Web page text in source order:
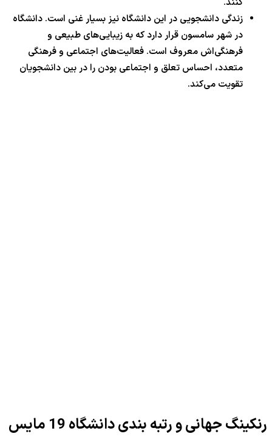
زندگی دانشجویی در این دانشگاه نیز بسیار غنی است. دانشگاه
در شهر سامسون قرار دارد که به زیبایی‌های طبیعی و
فرهنگی‌اش معروف است. فعالیت‌های اجتماعی و فرهنگی
متعدد، احساس تعلق و اجتماعی بودن را در بین دانشجویان
تقویت می‌کند.
رنکینگ جهانی و رتبه بندی دانشگاه 19 مایس